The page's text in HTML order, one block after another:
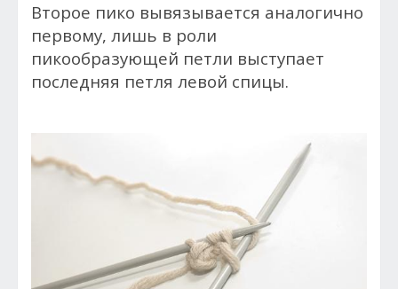
Второе пико вывязывается аналогично
первому, лишь в роли
пикообразующей петли выступает
последняя петля левой спицы.